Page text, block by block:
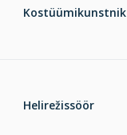
Kostüümikunstnik
Helirežissöör